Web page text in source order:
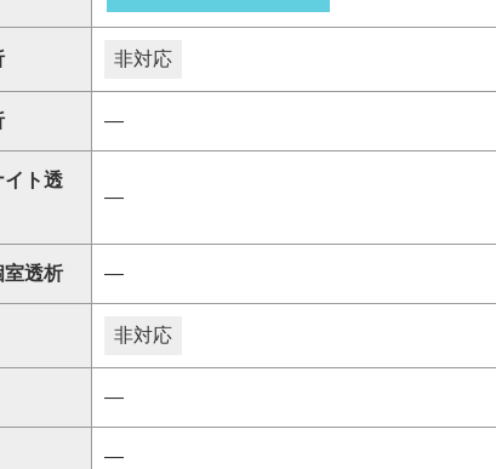
非対応
―
イト透
―
室透析 ―
非対応
―
―